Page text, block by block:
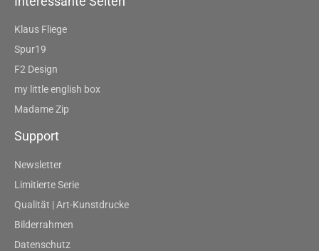
Klaus Fliege
Spur19
F2 Design
my little english box
Madame Zip
Support
Newsletter
Limitierte Serie
Qualität | Art-Kunstdrucke
Bilderrahmen
Datenschutz